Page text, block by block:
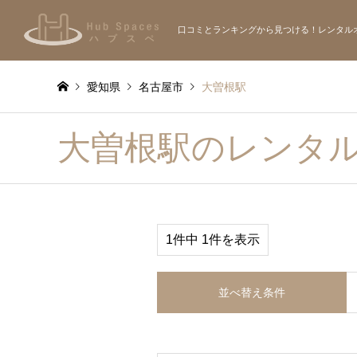
口コミとランキングから見つける！レンタル
愛知県 名古屋市 大曽根駅
大曽根駅のレンタ
1件中 1件を表示
並べ替え条件